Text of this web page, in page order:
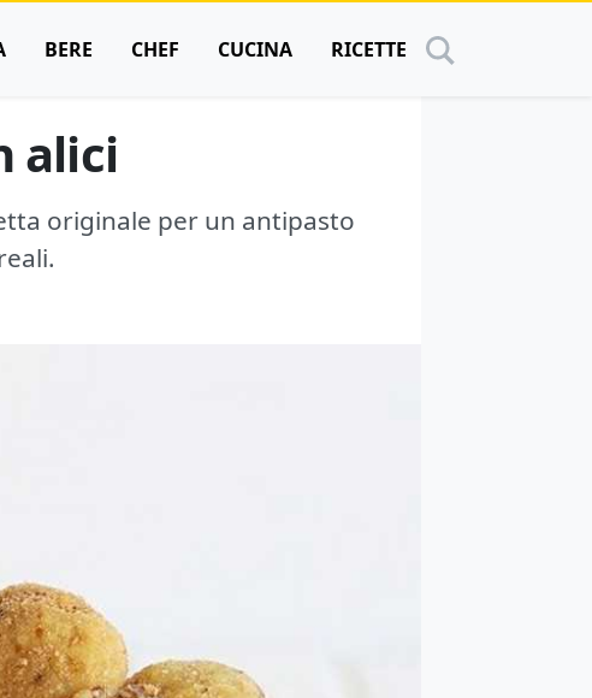
BERE CHEF CUCINA RICETTE
alici
originale per un antipasto